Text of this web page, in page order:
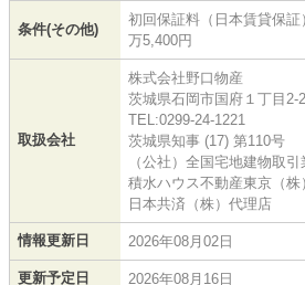
条件(その他)
初回保証料（日本賃貸保
万5,400円
取扱会社
株式会社野口物産
茨城県石岡市国府１丁目2-
TEL:0299-24-1221
茨城県知事 (17) 第110号
（公社）全国宅地建物取引
積水ハウス不動産東京（
日本共済（株）代理店
情報更新日 2026年08月02日
更新予定日 2026年08月16日